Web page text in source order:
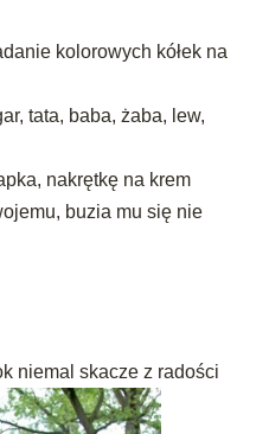
kolorowych kółek na
tata, baba, żaba, lew,
nakrętkę na krem
buzia mu się nie
niemal skacze z radości